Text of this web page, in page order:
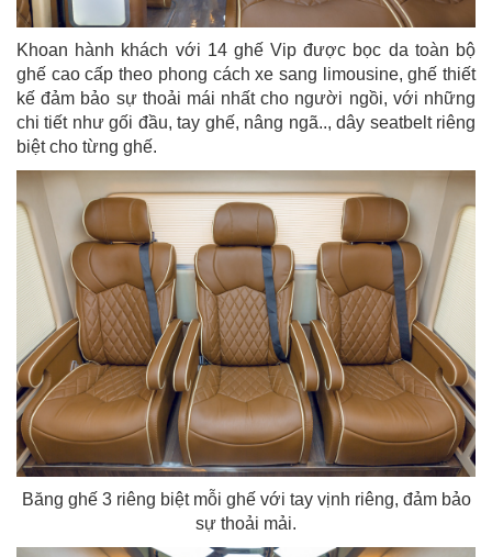
Khoan hành khách với 14 ghế Vip được bọc da toàn bộ
ghế cao cấp theo phong cách xe sang limousine, ghế thiết
kế đảm bảo sự thoải mái nhất cho người ngồi, với những
chi tiết như gối đầu, tay ghế, nâng ngã.., dây seatbelt riêng
biệt cho từng ghế.
Băng ghế 3 riêng biệt mỗi ghế với tay vịnh riêng, đảm bảo
sự thoải mải.